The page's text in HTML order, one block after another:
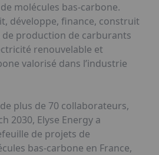
molécules bas-carbone.
développe, finance, construit
production de carburants
renouvelable et
valorisé dans l’industrie
plus de 70 collaborateurs,
2030, Elyse Energy a
de projets de
bas-carbone en France,